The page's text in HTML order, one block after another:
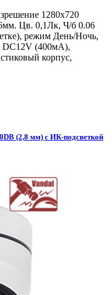
1280х720
Цв. 0,1Лк, Ч/б 0.06
режим День/Ночь,
DC12V (400мА),
корпус,
(2,8 мм) с ИК-подсветкой